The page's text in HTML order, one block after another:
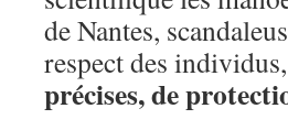
de Nantes,
respect des individus,
précises, de